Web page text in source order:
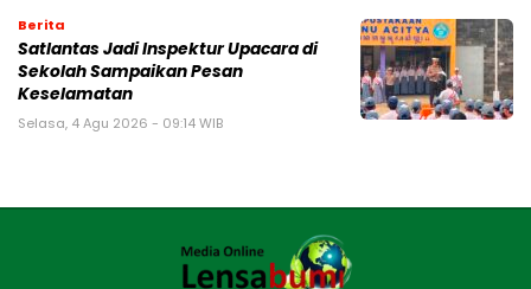
Berita
Satlantas Jadi Inspektur Upacara di
Sekolah Sampaikan Pesan
Keselamatan
Selasa, 4 Agu 2026 - 09:14 WIB